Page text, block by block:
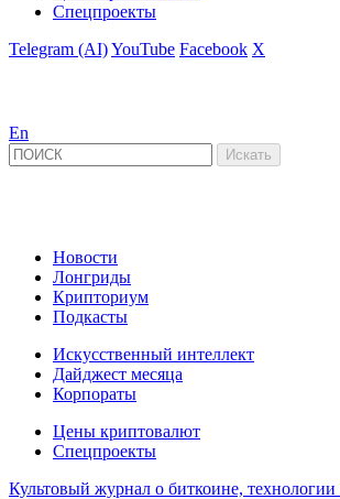
Спецпроекты
Telegram (AI)YouTube Facebook X
En
Новости
Лонгриды
Крипториум
Подкасты
Искусственный интеллект
Дайджест месяца
Корпораты
Цены криптовалют
Спецпроекты
Культовый журнал о биткоине,